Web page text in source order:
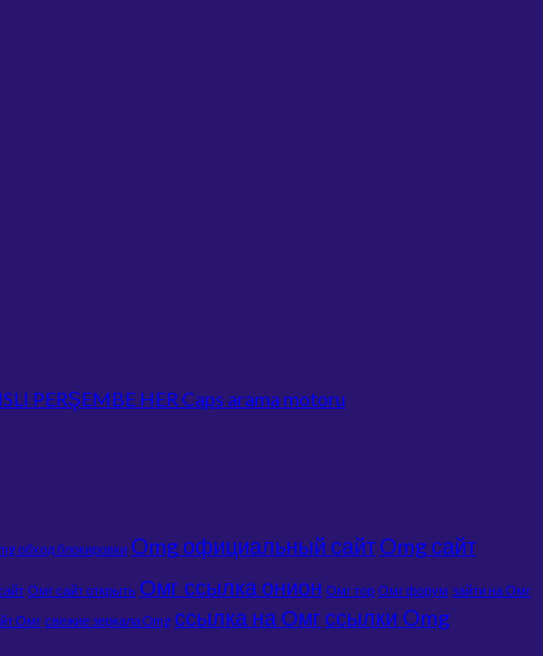
PERŞEMBE HER Caps arama motoru
обход блокировки Omg официальный сайтOmg сайт
Омг сайт открыть Омг ссылка онион Омг тор Омг форум зайти на Омг
Омг свежие зеркала Omg ссылка на Омгссылки Omg